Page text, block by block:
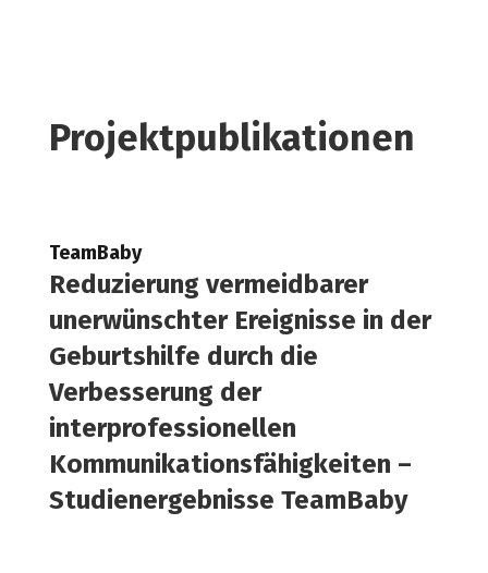
Projektpublikationen
TeamBaby
Reduzierung vermeidbarer
unerwünschter Ereignisse in der
Geburtshilfe durch die
Verbesserung der
interprofessionellen
Kommunikationsfähigkeiten –
Studienergebnisse TeamBaby